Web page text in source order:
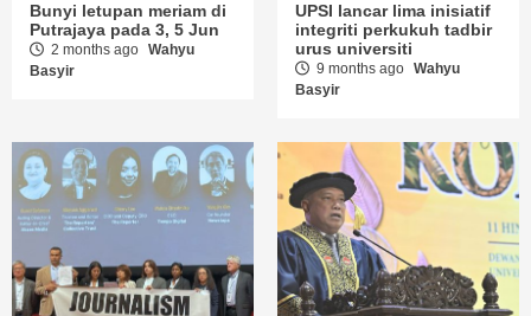
Bunyi letupan meriam di
Putrajaya pada 3, 5 Jun
2 months ago Wahyu
Basyir
UPSI lancar lima inisiatif
integriti perkukuh tadbir
urus universiti
9 months ago Wahyu
Basyir